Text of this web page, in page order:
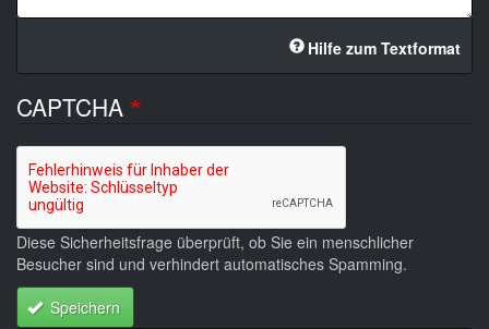
Hilfe zum Textformat
CAPTCHA
Diese Sicherheitsfrage überprüft, ob Sie ein menschlicher
Besucher sind und verhindert automatisches Spamming.
Speichern